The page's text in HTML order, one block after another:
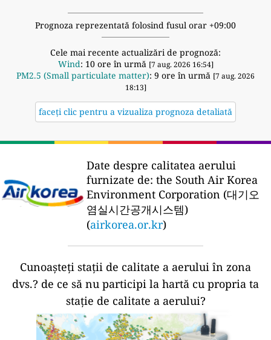
Prognoza reprezentată folosind fusul orar +09:00
Cele mai recente actualizări de prognoză:
Wind: 10 ore în urmă [7 aug. 2026 16:54]
PM2.5 (Small particulate matter): 9 ore în urmă [7 aug. 2026
18:13]
faceți clic pentru a vizualiza prognoza detaliată
Date despre calitatea aerului
furnizate de: the South Air Korea
Environment Corporation (대기오
염실시간공개시스템)
(airkorea.or.kr)
Cunoașteți stații de calitate a aerului în zona
dvs.? de ce să nu participi la hartă cu propria ta
stație de calitate a aerului?